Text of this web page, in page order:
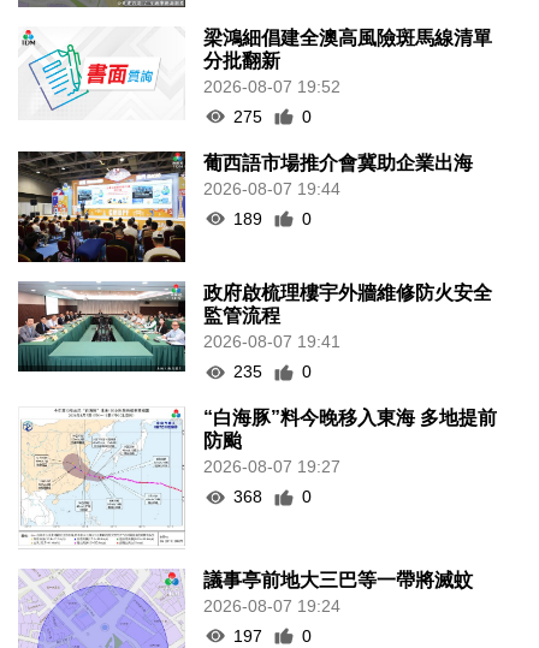
梁鴻細倡建全澳高風險斑馬線清單
分批翻新
2026-08-07 19:52
275
0
葡西語市場推介會冀助企業出海
2026-08-07 19:44
189
0
政府啟梳理樓宇外牆維修防火安全
監管流程
2026-08-07 19:41
235
0
“白海豚”料今晚移入東海 多地提前
防颱
2026-08-07 19:27
368
0
議事亭前地大三巴等一帶將滅蚊
2026-08-07 19:24
197
0